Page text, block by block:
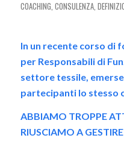
COACHING, CONSULENZA,
In un recente corso di
per Responsabili di
settore tessile,
partecipanti lo stesso
ABBIAMO TROPPE
RIUSCIAMO A